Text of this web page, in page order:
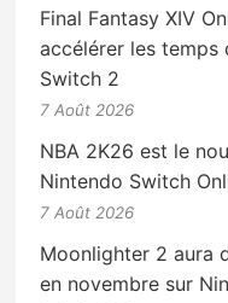
Final Fantasy XIV
accélérer les temps
Switch 2
7 Août 2026
NBA 2K26 est le
Nintendo Switch
7 Août 2026
Moonlighter 2 aura
en novembre sur